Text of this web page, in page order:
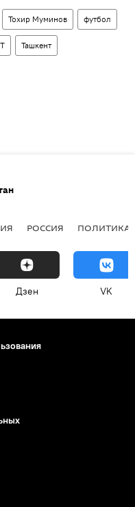
Тохир Муминов футбол
Ташкент
РОССИЯ ПОЛИТИКА
Дзен VK